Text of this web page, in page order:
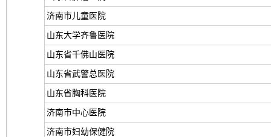
济南市儿童医院
山东大学齐鲁医院
山东省千佛山医院
山东省武警总医院
山东省胸科医院
济南市中心医院
济南市妇幼保健院